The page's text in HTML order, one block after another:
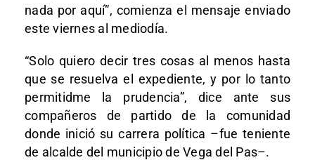
nada por aquí”, comienza el mensaje enviado
este viernes al mediodía.
“Solo quiero decir tres cosas al menos hasta
que se resuelva el expediente, y por lo tanto
permitidme la prudencia”, dice ante sus
compañeros de partido de la comunidad
donde inició su carrera política –fue teniente
de alcalde del municipio de Vega del Pas–.